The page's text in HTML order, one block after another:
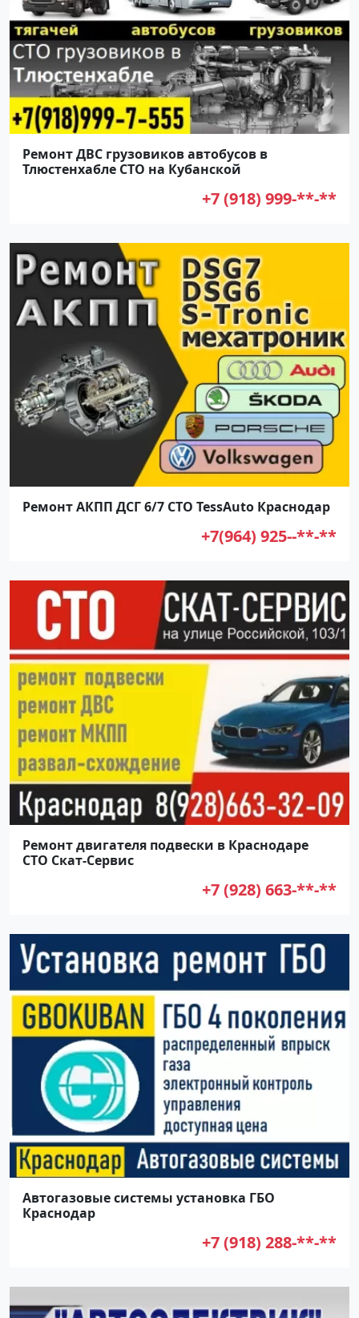
Ремонт ДВС грузовиков автобусов в
Тлюстенхабле СТО на Кубанской
+7 (918) 999-**-**
Ремонт АКПП ДСГ 6/7 СТО TessAuto Краснодар
+7(964) 925--**-**
Ремонт двигателя подвески в Краснодаре
СТО Скат-Сервис
+7 (928) 663-**-**
Автогазовые системы установка ГБО
Краснодар
+7 (918) 288-**-**